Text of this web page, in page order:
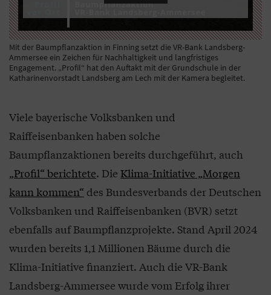
Mit der Baumpflanzaktion in Finning setzt die VR-Bank Landsberg-
Ammersee ein Zeichen für Nachhaltigkeit und langfristiges
Engagement. „Profil“ hat den Auftakt mit der Grundschule in der
Katharinenvorstadt Landsberg am Lech mit der Kamera begleitet.
Viele bayerische Volksbanken und
Raiffeisenbanken haben solche
Baumpflanzaktionen bereits durchgeführt, auch
„Profil“ berichtete. Die Klima-Initiative „Morgen
kann kommen“ des Bundesverbands der Deutschen
Volksbanken und Raiffeisenbanken (BVR) setzt
ebenfalls auf Baumpflanzprojekte. Stand April 2024
wurden bereits 1,1 Millionen Bäume durch die
Klima-Initiative finanziert. Auch die VR-Bank
Landsberg-Ammersee wurde vom Erfolg ihrer